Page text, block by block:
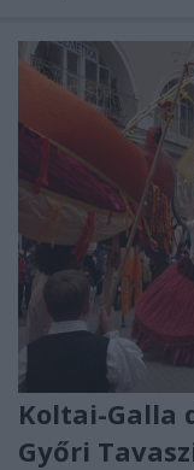
Koltai-Galla
Győri